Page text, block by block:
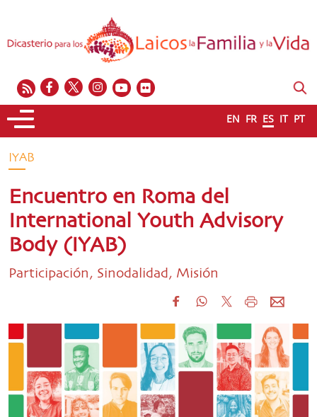
EN FR ES IT PT
IYAB
Encuentro en Roma del
International Youth Advisory
Body (IYAB)
Participación, Sinodalidad, Misión